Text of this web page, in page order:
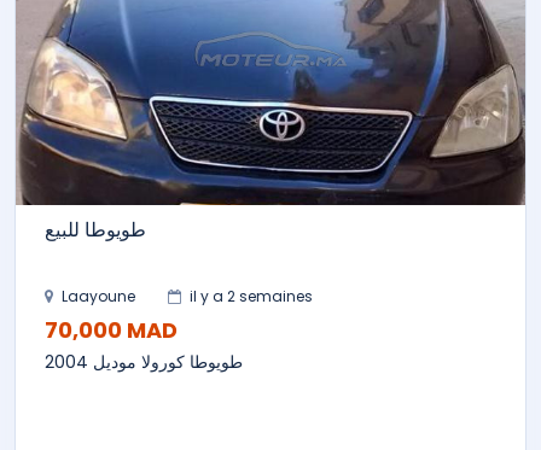
طويوطا للبيع
Laayoune il y a 2 semaines
70,000 MAD
طويوطا كورولا موديل 2004